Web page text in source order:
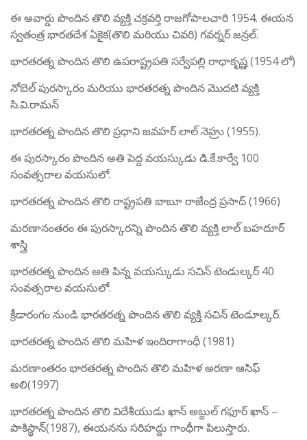
ఈ అవార్డు పొందిన తొలి వ్యక్తి చక్రవర్తి రాజగోపాలచారి 1954. ఈయన
స్వతంత్ర భారతదేశ ఏకైక(తొలి మరియు చివరి) గవర్నర్ జన్రల్.
భారతరత్న పొందిన తొలి ఉపరాష్ట్రపతి సర్వేపల్లి రాధాకృష్ణ (1954 లో)
నోబెల్ పురస్కారం మరియు భారతరత్న పొందిన మొదటి వ్యక్తి
సి.వి.రామన్
భారతరత్న పొందిన తొలి ప్రధాని జవహర్ లాల్ నెహ్రు (1955).
ఈ పురస్కారం పొందిన అతి పెద్ద వయస్కుడు డి.కే.కార్వే 100
సంవత్సరాల వయసులో.
భారతరత్న పొందిన తొలి రాష్ట్రపతి బాబూ రాజేంద్ర ప్రసాద్ (1966)
మరణానంతరం ఈ పురస్కారన్ని పొందిన తొలి వ్యక్తి లాల్ బహదూర్
శాస్త్రి
భారతరత్న పొందిన అతి పిన్న వయస్కుడు సచిన్ టెండుల్కర్ 40
సంవత్సరాల వయసులో.
క్రీడారంగం నుండి భారతరత్న పొందిన తొలి వ్యక్తి సచిన్ టెండూల్కర్.
భారతరత్న పొందిన తొలి మహిళ ఇందిరాగాంధీ (1981)
మరణాంతరం భారతరత్న పొందిన తొలి మహిళ అరణా ఆసిఫ్
అలి(1997)
భారతరత్న పొందిన తొలి విదేశీయుడు ఖాన్ అబ్దుల్ గఫూర్ ఖాన్ –
పాకిస్థాన్(1987), ఈయనను సరిహద్దు గాంధీగా పిలుస్తారు.